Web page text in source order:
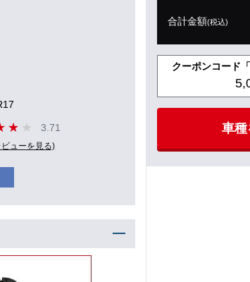
3.71
ューを見る)
合計金額(税込)
クーポンコード
車種